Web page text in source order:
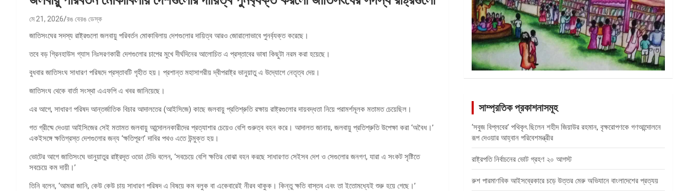
মে 21, 2026 রঙ বেরঙ ডেস্ক
জাতিসংঘের সদস্য রাষ্ট্রগুলো জলবায়ু পরিবর্তন মোকাবিলায় দেশগুলোর দায়িত্ব আরও জোরালোভাবে পুনর্ব্যক্ত করেছে।
তবে বড় গ্রিনহাউস গ্যাস নিঃসরণকারী দেশগুলোর চাপের মুখে দীর্ঘদিনের আলোচিত এ প্রস্তাবের ভাষা কিছুটা নরম করা হয়েছে।
বুধবার জাতিসংঘ সাধারণ পরিষদে প্রস্তাবটি গৃহীত হয়। প্রশান্ত মহাসাগরীয় দ্বীপরাষ্ট্র ভানুয়াতু এ উদ্যোগে নেতৃত্ব দেয়।
জাতিসংঘ থেকে বার্তা সংস্থা এএফপি এ খবর জানিয়েছে।
এর আগে, সাধারণ পরিষদ আন্তর্জাতিক বিচার আদালতের (আইসিজে) কাছে জলবায়ু প্রতিশ্রুতি রক্ষায় রাষ্ট্রগুলোর দায়বদ্ধতা নিয়ে পরামর্শমূলক মতামত চেয়েছিল।
গত গ্রীষ্মে দেওয়া আইসিজের সেই মতামত জলবায়ু আন্দোলনকারীদের প্রত্যাশার চেয়েও বেশি গুরুত্ব বহন করে। আদালত জানায়, জলবায়ু প্রতিশ্রুতি উপেক্ষা করা ‘অবৈধ।’
একইসঙ্গে ক্ষতিগ্রস্ত দেশগুলোর জন্য ‘ক্ষতিপূরণ’ দাবির পথও এতে উন্মুক্ত হয়।
ভোটের আগে জাতিসংঘে ভানুয়াতুর রাষ্ট্রদূত ওডো টেভি বলেন, ‘সবচেয়ে বেশি ক্ষতির বোঝা বহন করছে সাধারণত সেইসব দেশ ও সেগুলোর জনগণ, যারা এ সংকট সৃষ্টিতে
সবচেয়ে কম দায়ী।’
তিনি বলেন, ‘আমরা জানি, কেউ কেউ চায় সাধারণ পরিষদ এ বিষয়ে কম বলুক বা একেবারেই নীরব থাকুক। কিন্তু ক্ষতি বাস্তব এবং তা ইতোমধ্যেই শুরু হয়ে গেছে।’
সাম্প্রতিক প্রকাশনাসমূহ
‘সবুজ বিপ্লবের’ পথিকৃৎ ছিলেন শহীদ জিয়াউর রহমান, বৃক্ষরোপণকে গণআন্দোলনে
রূপ দেওয়ার আহ্বান পরিবেশমন্ত্রীর
রাষ্ট্রপতি নির্বাচনের ভোট গ্রহণ ২০ আগস্ট
রুশ পারমাণবিক আইসব্রেকারে চড়ে উত্তর মেরু অভিযানে বাংলাদেশের প্রত্যয়